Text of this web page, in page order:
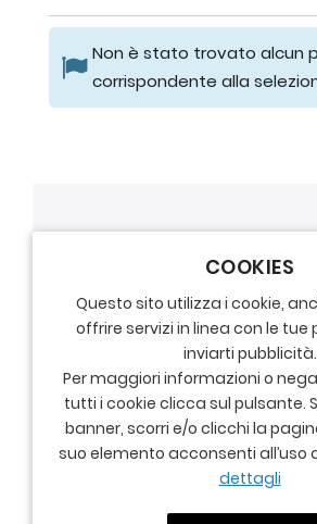
COOKIES
Questo sito utilizza i cookie,
offrire servizi in linea con le tue
inviarti pubblicità.
Per maggiori informazioni o
tutti i cookie clicca sul pulsante.
banner, scorri e/o clicchi la
suo elemento acconsenti all’uso
dettagli
Non è stato trovato alcun
corrispondente alla